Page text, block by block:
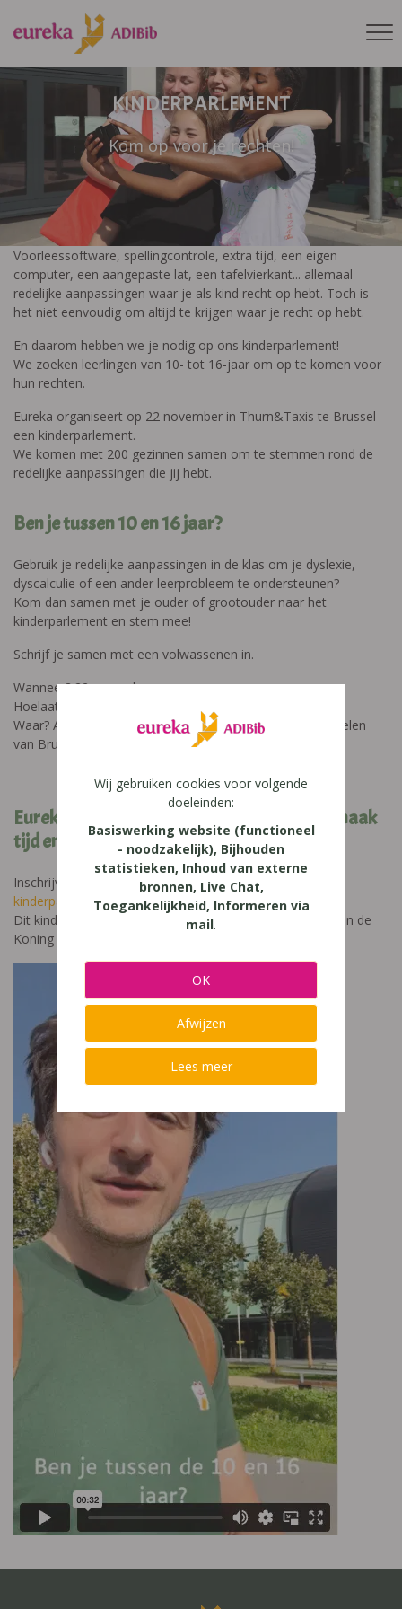
KINDERPARLEMENT
Kom op voor je rechten!
Voorleessoftware, spellingcontrole, extra tijd, een eigen
computer, een aangepaste lat, een tafelvierkant... allemaal
redelijke aanpassingen waar je als kind recht op hebt. Toch is
het niet eenvoudig om altijd te krijgen waar je recht op hebt.
En daarom hebben we je nodig op ons kinderparlement!
We zoeken leerlingen van 10- tot 16-jaar om op te komen voor
hun rechten.
Eureka organiseert op 22 november in Thurn&Taxis te Brussel
een kinderparlement.
We komen met 200 gezinnen samen om te stemmen rond de
redelijke aanpassingen die jij hebt.
Ben je tussen 10 en 16 jaar?
Gebruik je redelijke aanpassingen in de klas om je dyslexie,
dyscalculie of een ander leerprobleem te ondersteunen?
Kom dan samen met je ouder of grootouder naar het
kinderparlement en stem mee!
Schrijf je samen met een volwassenen in.
Wanneer? 22 november
Hoelaat? Van 14u00 tot 16u00.
Waar? Av. du Port 86C, 1000 Bruxelles. 10 minuten wandelen
van Brussel-Noord
Eureka wil elk kind in zijn talent! Help ons, maak
tijd en kom af!
Inschrijven is noodzakelijk:https://fienta.com/nl/fsm-
kinderparlement
Dit kinderparlement is mogelijk gemaakt met de steun van de
Koning Boudewijnstichting.
Wij gebruiken cookies voor volgende
doeleinden:
Basiswerking website (functioneel
- noodzakelijk), Bijhouden
statistieken, Inhoud van externe
bronnen, Live Chat,
Toegankelijkheid, Informeren via
mail.
OK
Afwijzen
Lees meer